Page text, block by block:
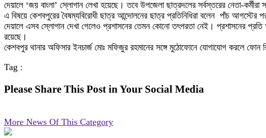
দেয়ালে ‘জয় বাংলা’ স্লোগান লেখা হয়েছে। তবে উপজেলা ছাত্রদলের সর্বস্তরের নেতা-কর্মীরা
এ বিষয়ে কেশবপুরের বৈষম্যবিরোধী ছাত্র আন্দোলনের ছাত্র প্রতিনিধিরা বলেন পাঁচ
দেয়ালে এসব স্লোগান দেখা গেলেও প্রশাসনের তেমন কোনো তৎপরতা নেই। প্রশাসনের
রয়েছে।
কেশবপুর থানার অফিসার ইনচার্জ মোঃ মফিজুর রহমানের সঙ্গে মুঠোফোনে যোগাযোগ করলে ফোন
Tag :
Please Share This Post in Your Social Media
More News Of This Category